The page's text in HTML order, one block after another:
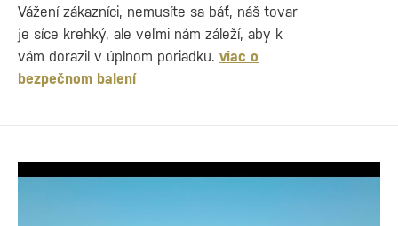
Vážení zákazníci, nemusíte sa báť, náš tovar
je síce krehký, ale veľmi nám záleží, aby k
vám dorazil v úplnom poriadku. viac o
bezpečnom balení